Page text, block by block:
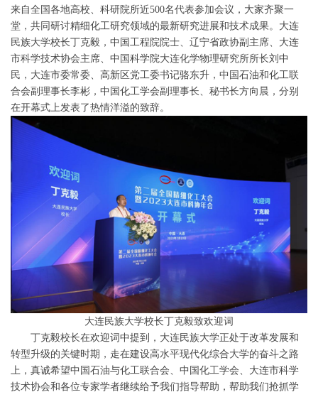
来自全国各地高校、科研院所近500名代表参加会议，大家齐聚一
堂，共同研讨精细化工研究领域的最新研究进展和技术成果。大连
民族大学校长丁克毅，中国工程院院士、辽宁省政协副主席、大连
市科学技术协会主席、中国科学院大连化学物理研究所所长刘中
民，大连市委常委、高新区党工委书记骆东升，中国石油和化工联
合会副理事长李彬，中国化工学会副理事长、秘书长方向晨，分别
在开幕式上发表了热情洋溢的致辞。
大连民族大学校长丁克毅致欢迎词
丁克毅校长在欢迎词中提到，大连民族大学正处于改革发展和
转型升级的关键时期，走在建设高水平现代化综合大学的奋斗之路
上，真诚希望中国石油与化工联合会、中国化工学会、大连市科学
技术协会和各位专家学者继续给予我们指导帮助，帮助我们抢抓学